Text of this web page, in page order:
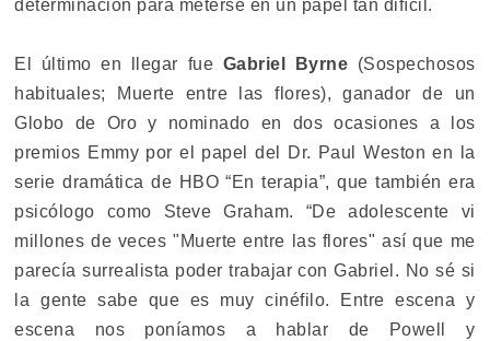
determinación para meterse en un papel tan difícil.
El último en llegar fue Gabriel Byrne (Sospechosos
habituales; Muerte entre las flores), ganador de un
Globo de Oro y nominado en dos ocasiones a los
premios Emmy por el papel del Dr. Paul Weston en la
serie dramática de HBO “En terapia”, que también era
psicólogo como Steve Graham. “De adolescente vi
millones de veces "Muerte entre las flores" así que me
parecía surrealista poder trabajar con Gabriel. No sé si
la gente sabe que es muy cinéfilo. Entre escena y
escena nos poníamos a hablar de Powell y